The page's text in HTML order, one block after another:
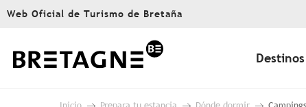
Aller
principal
Web Oficial de Turismo de Bretaña
Destinos